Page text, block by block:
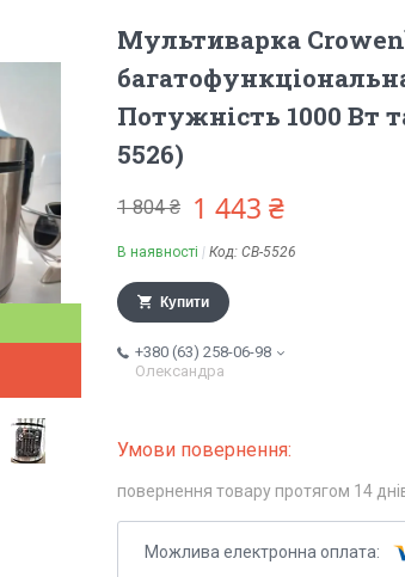
Мультиварка
Потужність 1000 Вт
5526)
1 804 ₴ 1 443 ₴
В наявності Код: CB-5526
Купити
+380 (63) 258-06-98
Олександра
повернення товару протягом 14